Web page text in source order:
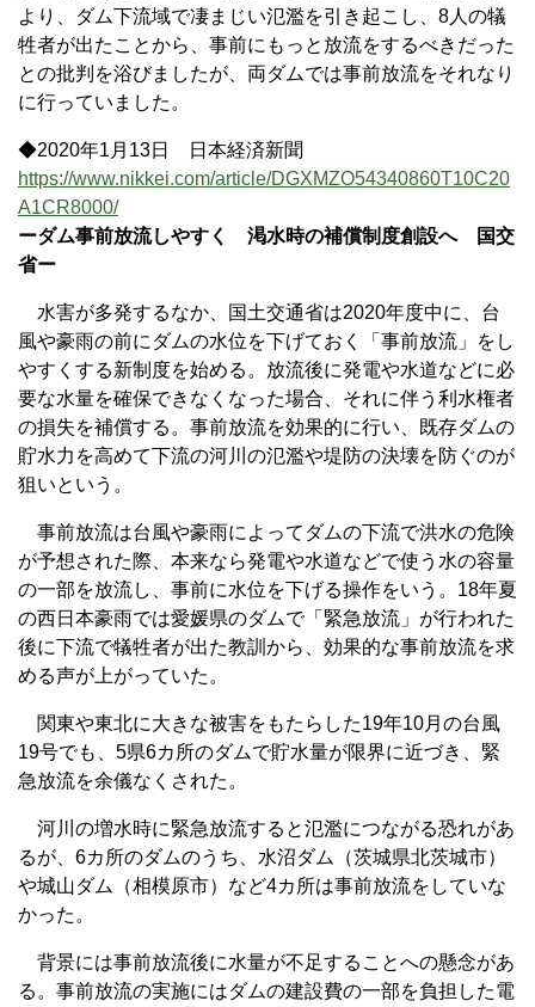
より、ダム下流域で凄まじい氾濫を引き起こし、8人の犠
牲者が出たことから、事前にもっと放流をするべきだった
との批判を浴びましたが、両ダムでは事前放流をそれなり
に行っていました。
◆2020年1月13日 日本経済新聞
https://www.nikkei.com/article/DGXMZO54340860T10C20
A1CR8000/
ーダム事前放流しやすく 渇水時の補償制度創設へ 国交
省ー
水害が多発するなか、国土交通省は2020年度中に、台
風や豪雨の前にダムの水位を下げておく「事前放流」をし
やすくする新制度を始める。放流後に発電や水道などに必
要な水量を確保できなくなった場合、それに伴う利水権者
の損失を補償する。事前放流を効果的に行い、既存ダムの
貯水力を高めて下流の河川の氾濫や堤防の決壊を防ぐのが
狙いという。
事前放流は台風や豪雨によってダムの下流で洪水の危険
が予想された際、本来なら発電や水道などで使う水の容量
の一部を放流し、事前に水位を下げる操作をいう。18年夏
の西日本豪雨では愛媛県のダムで「緊急放流」が行われた
後に下流で犠牲者が出た教訓から、効果的な事前放流を求
める声が上がっていた。
関東や東北に大きな被害をもたらした19年10月の台風
19号でも、5県6カ所のダムで貯水量が限界に近づき、緊
急放流を余儀なくされた。
河川の増水時に緊急放流すると氾濫につながる恐れがあ
るが、6カ所のダムのうち、水沼ダム（茨城県北茨城市）
や城山ダム（相模原市）など4カ所は事前放流をしていな
かった。
背景には事前放流後に水量が不足することへの懸念があ
る。事前放流の実施にはダムの建設費の一部を負担した電